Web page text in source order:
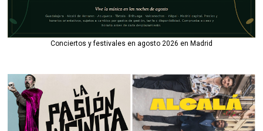
Conciertos y festivales en agosto 2026 en Madrid